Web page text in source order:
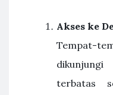
Akses ke
terbatas